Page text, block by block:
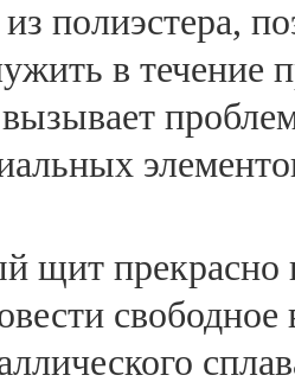
полиэстера,
в течение
щит прекрасно